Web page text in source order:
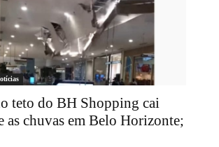
teto do BH Shopping cai
as chuvas em Belo Horizonte;